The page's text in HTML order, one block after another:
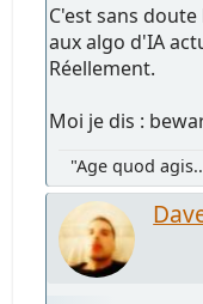
C'est sans
aux algo d'IA
Réellement.
Moi je dis :
"Age quod